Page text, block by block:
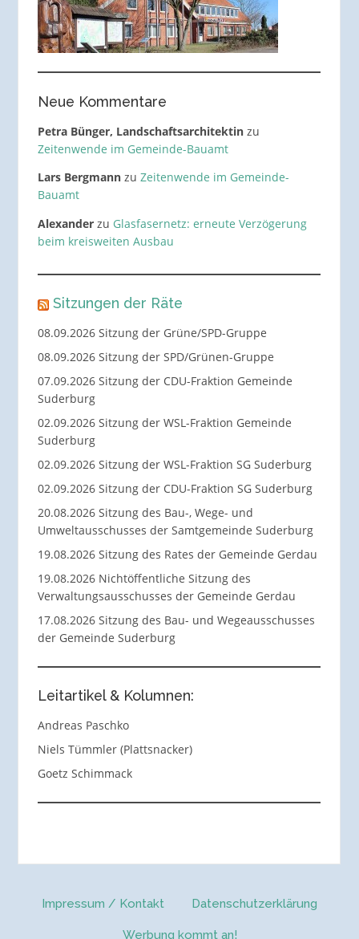
Neue Kommentare
Petra Bünger, Landschaftsarchitektinzu
Zeitenwende im Gemeinde-Bauamt
Lars Bergmannzu Zeitenwende im Gemeinde-
Bauamt
Alexanderzu Glasfasernetz: erneute Verzögerung
beim kreisweiten Ausbau
Sitzungen der Räte
08.09.2026 Sitzung der Grüne/SPD-Gruppe
08.09.2026 Sitzung der SPD/Grünen-Gruppe
07.09.2026 Sitzung der CDU-Fraktion Gemeinde
Suderburg
02.09.2026 Sitzung der WSL-Fraktion Gemeinde
Suderburg
02.09.2026 Sitzung der WSL-Fraktion SG Suderburg
02.09.2026 Sitzung der CDU-Fraktion SG Suderburg
20.08.2026 Sitzung des Bau-, Wege- und
Umweltausschusses der Samtgemeinde Suderburg
19.08.2026 Sitzung des Rates der Gemeinde Gerdau
19.08.2026 Nichtöffentliche Sitzung des
Verwaltungsausschusses der Gemeinde Gerdau
17.08.2026 Sitzung des Bau- und Wegeausschusses
der Gemeinde Suderburg
Leitartikel & Kolumnen:
Andreas Paschko
Niels Tümmler (Plattsnacker)
Goetz Schimmack
Impressum / Kontakt Datenschutzerklärung
Werbung kommt an!